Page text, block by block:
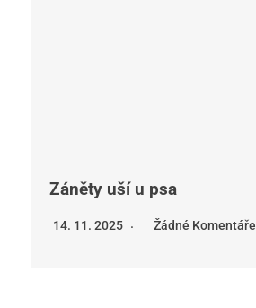
Záněty uší u psa
14. 11. 2025 Žádné Komentáře